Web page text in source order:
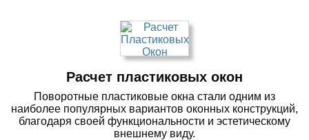
Расчет пластиковых окон
Поворотные пластиковые окна стали одним из
наиболее популярных вариантов оконных конструкций,
благодаря своей функциональности и эстетическому
внешнему виду.